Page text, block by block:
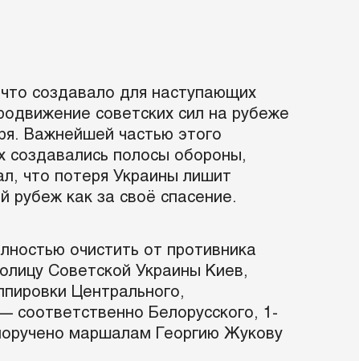
создавало для наступающих
советских сил на рубеже
Важнейшей частью этого
создавались полосы обороны,
что потеря Украины лишит
рубеж как за своё спасение.
очистить от противника
Советской Украины Киев,
Центрального,
Белорусского, 1-
маршалам Георгию Жукову